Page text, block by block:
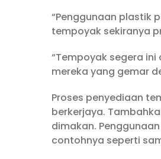
“Penggunaan plastik
tempoyak sekiranya
“Tempoyak segera
mereka yang gemar
Proses penyediaan
berkerjaya.
dimakan.
contohnya seperti